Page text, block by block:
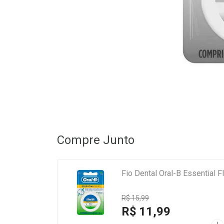
Compre Junto
Fio Dental Oral-B Essential
R$ 15,99
R$ 11,99